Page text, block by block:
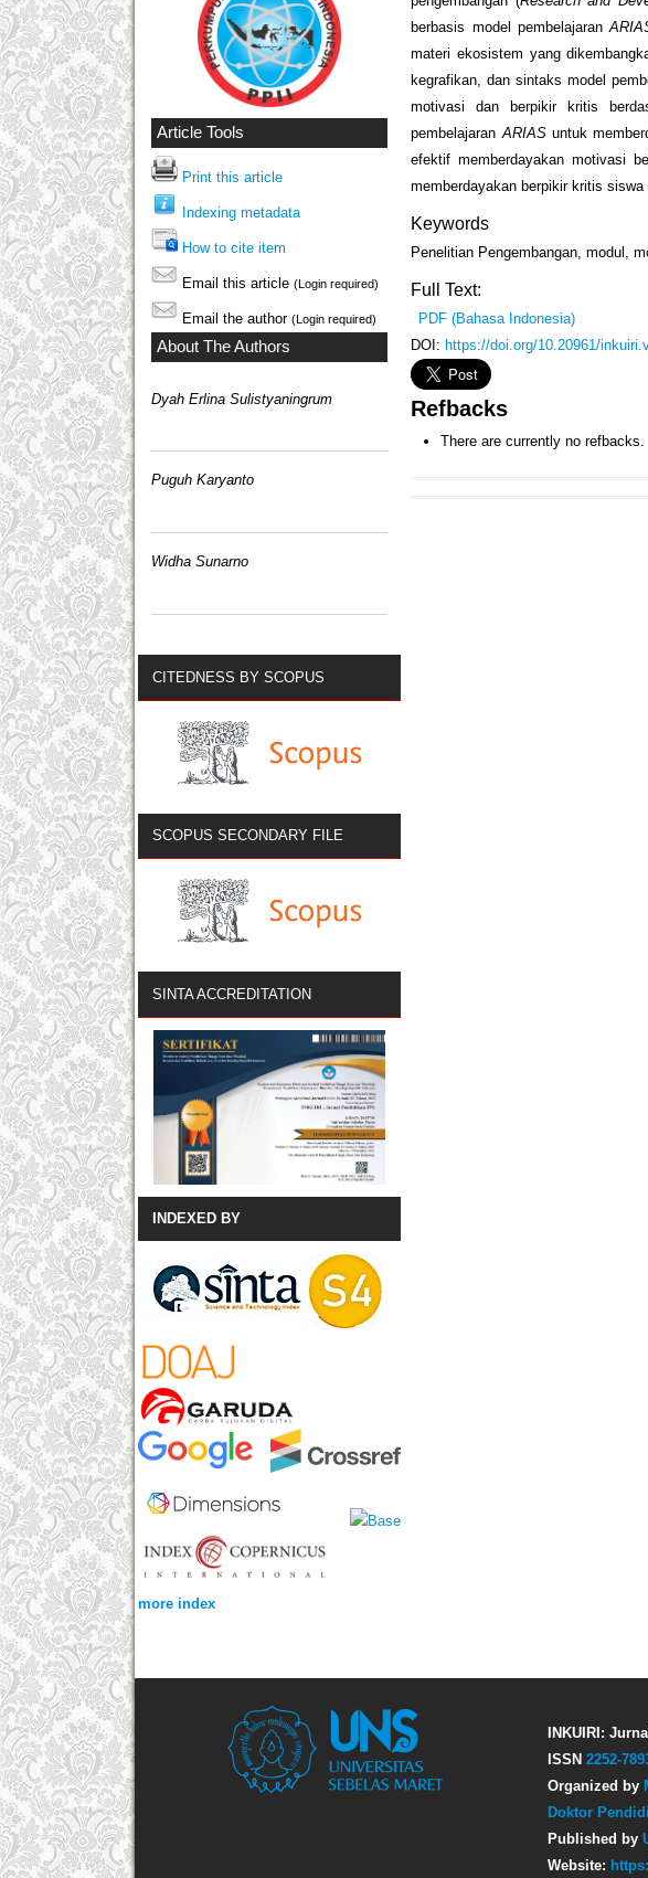
Article Tools
Print this article
Indexing metadata
How to cite item
Email this article (Login required)
Email the author (Login required)
About The Authors
Dyah Erlina Sulistyaningrum
Puguh Karyanto
Widha Sunarno
CITEDNESS BY SCOPUS
SCOPUS SECONDARY FILE
SINTA ACCREDITATION
INDEXED BY
more index
berbasis model pembelajaran
materi ekosistem yang
kegrafikan, dan sintaks model
motivasi dan berpikir kritis
pembelajaranARIASuntuk
efektif memberdayakan motivasi
memberdayakan berpikir kritis
Keywords
Penelitian Pengembangan, modul,
Full Text:
PDF (Bahasa Indonesia)
DOI: https://doi.org/10.20961/
Refbacks
There are currently no refbacks.
INKUIRI:
ISSN 2252-
Organized by
Doktor
Published by
Website: